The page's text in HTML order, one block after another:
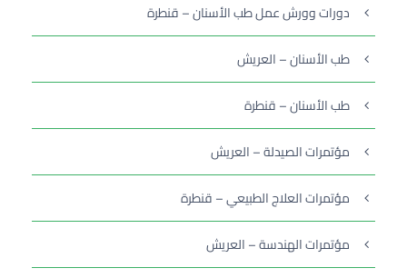
دورات وورش عمل طب الأسنان – قنطرة
طب الأسنان – العريش
طب الأسنان – قنطرة
مؤتمرات الصيدلة – العريش
مؤتمرات العلاج الطبيعي – قنطرة
مؤتمرات الهندسة – العريش